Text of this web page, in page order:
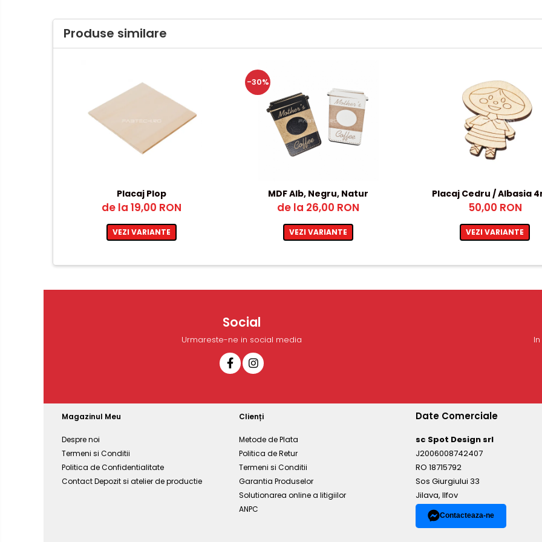
Produse similare
Placaj Plop
de la 19,00 RON
VEZI VARIANTE
-30%
MDF Alb, Negru, Natur
de la 26,00 RON
VEZI VARIANTE
Placaj Cedru / Albasia
50,00 RON
VEZI VARIANTE
Social
Urmareste-ne in social media
Magazinul Meu
Despre noi
Termeni si Conditii
Politica de Confidentialitate
Contact Depozit si atelier de productie
Clienți
Metode de Plata
Politica de Retur
Termeni si Conditii
Garantia Produselor
Solutionarea online a litigiilor
ANPC
Date Comerciale
sc Spot Design srl
J2006008742407
RO 18715792
Sos Giurgiului 33
Jilava, Ilfov
Contacteaza-ne